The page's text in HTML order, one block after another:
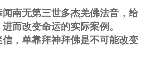
南无第三世多杰羌佛法音，给
而改变命运的实际案例。
，单靠拜神拜佛是不可能改变